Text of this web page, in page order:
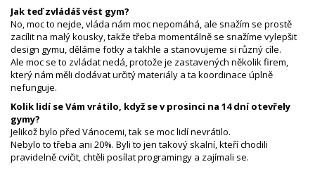
Jak teď zvládáš vést gym?
No, moc to nejde, vláda nám moc nepomáhá, ale snažím se prostě
zacílit na malý kousky, takže třeba momentálně se snažíme vylepšit
design gymu, děláme fotky a takhle a stanovujeme si různý cíle.
Ale moc se to zvládat nedá, protože je zastavených několik firem,
který nám měli dodávat určitý materiály a ta koordinace úplně
nefunguje.
Kolik lidí se Vám vrátilo, když se v prosinci na 14 dní otevřely
gymy?
Jelikož bylo před Vánocemi, tak se moc lidí nevrátilo.
Nebylo to třeba ani 20%. Byli to jen takový skalní, kteří chodili
pravidelně cvičit, chtěli posílat programingy a zajímali se.